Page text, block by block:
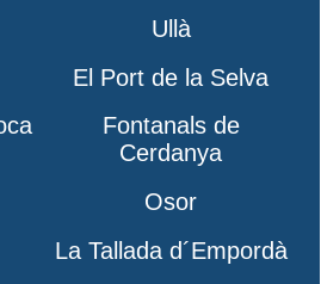
Ullà
El Port de la Selva
Fontanals de
Cerdanya
Osor
La Tallada d´Empordà